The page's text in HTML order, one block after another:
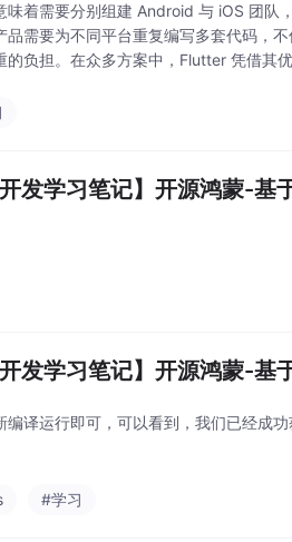
味着需要分别组建 Android 与 iOS 团队
品需要为不同平台重复编写多套代码
的负担。在众多方案中，Flutter 凭借其
开发学习笔记】开源鸿蒙-
开发学习笔记】开源鸿蒙-
编译运行即可，可以看到，我们已经成
#学习